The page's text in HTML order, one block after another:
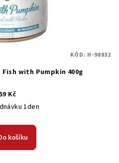
with Pumpkin 400g
Kč
1den
košíku
KÓD: H-98832